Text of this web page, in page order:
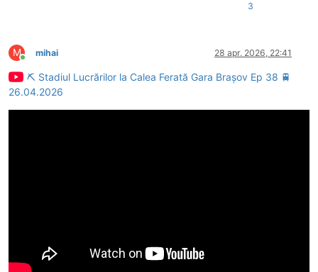
3
M
Conectat
mihai 28 apr. 2026, 22:41
⛏ Stadiul Lucrărilor la Calea Ferată Gara Brașov Ep 38 🚆
26.04.2026